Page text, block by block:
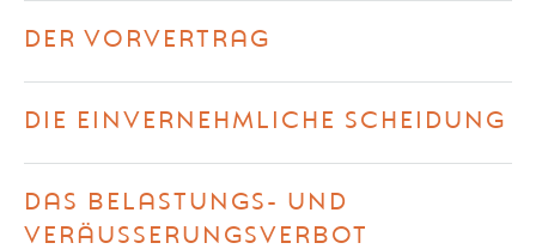
DER VORVERTRAG
DIE EINVERNEHMLICHE SCHEIDUNG
DAS BELASTUNGS- UND
VERÄUSSERUNGSVERBOT